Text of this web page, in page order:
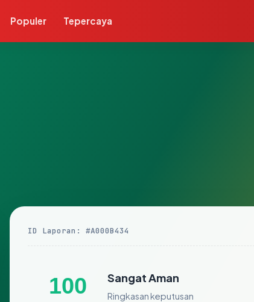
Populer Tepercaya
ID Laporan: #A000B434
100 Sangat Aman
Ringkasan keputusan